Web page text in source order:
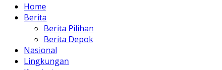
Home
Berita
Berita Pilihan
Berita Depok
Nasional
Lingkungan